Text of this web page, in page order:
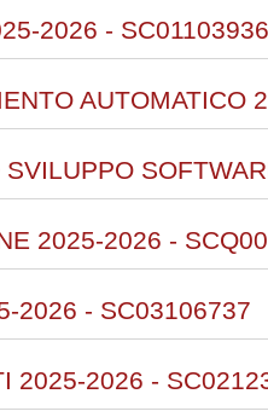
2026 - SC01103936
AUTOMATICO
2025-2026 -
2026 - SC03106737
2025-2026 -